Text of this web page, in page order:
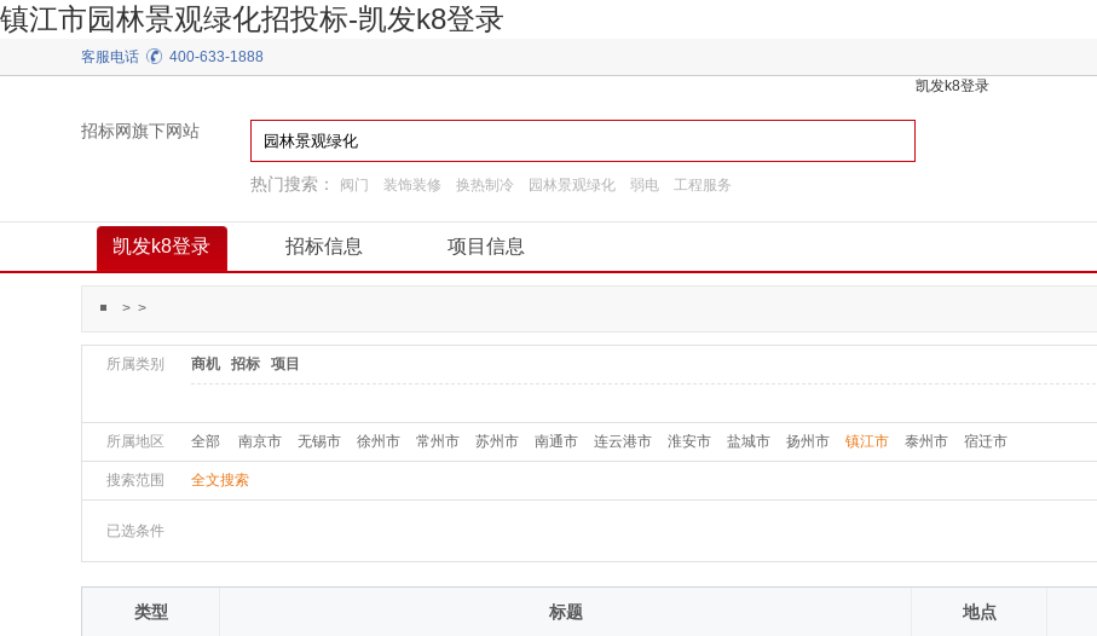
镇江市园林景观绿化招投标-凯发k8登录
客服电话 400-633-1888
凯发k8登录
招标网旗下网站
热门搜索： 阀门 装饰装修 换热制冷 园林景观绿化 弱电
工程服务
凯发k8登录 招标信息 项目信息
> >
所属类别 商机 招标 项目
所属地区 全部 南京市 无锡市 徐州市 常州市 苏州市 南通市 连云港市 淮安市 盐城市 扬州市 镇江市 泰州市 宿迁市
搜索范围 全文搜索
已选条件
类型 标题 地点